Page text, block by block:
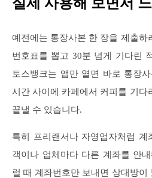
예전에는 통장사본 한 장을 제출하
번호표를 뽑고 30분 넘게 기다린
토스뱅크는 앱만 열면 바로 통장
시간 사이에 카페에서 커피를 기다
끝낼 수 있습니다.
특히 프리랜서나 자영업자처럼
객이나 업체마다 다른 계좌를 안
럴 때 계좌번호만 보내면 상대방이